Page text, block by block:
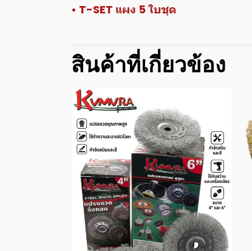
• T-SET แผง 5 ใบชุด
สินค้าที่เกี่ยวข้อง